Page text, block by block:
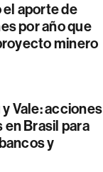
aporte de
por año que
minero
Vale: acciones
Brasil para
y